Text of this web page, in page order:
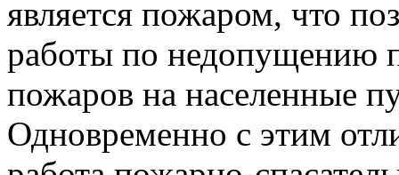
является пожаром, что
работы по недопущению
пожаров на населенные
Одновременно с этим